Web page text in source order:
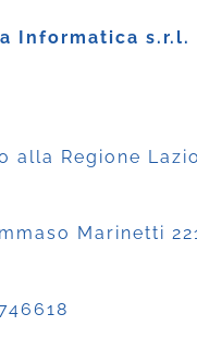
Informatica s.r.l.
alla Regione
Marinetti